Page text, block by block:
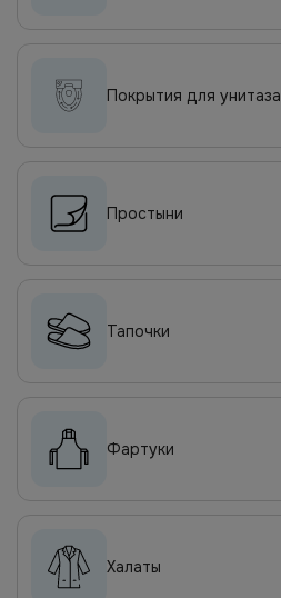
Покрытия для унитаза
Простыни
Тапочки
Фартуки
Халаты